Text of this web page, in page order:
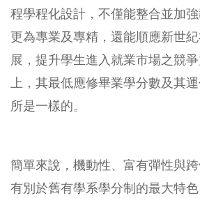
程學程化設計，不僅能整合並加
更為專業及專精，還能順應新世
展，提升學生進入就業市場之競
上，其最低應修畢業學分數及其
所是一樣的。
簡單來說，機動性、富有彈性與
有別於舊有學系學分制的最大特